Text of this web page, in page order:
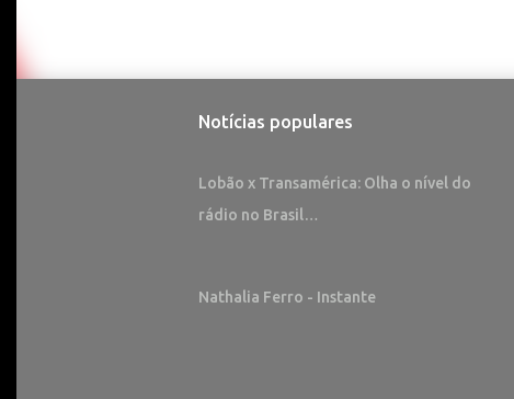
Notícias populares
Lobão x Transamérica: Olha o nível do
rádio no Brasil…
Nathalia Ferro - Instante